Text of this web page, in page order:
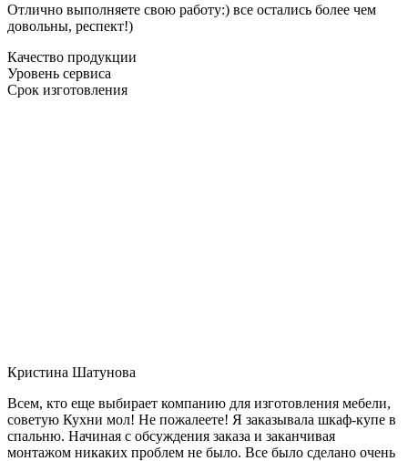
Отлично выполняете свою работу:) все остались более чем
довольны, респект!)
Качество продукции
Уровень сервиса
Срок изготовления
Кристина Шатунова
Всем, кто еще выбирает компанию для изготовления мебели,
советую Кухни мол! Не пожалеете! Я заказывала шкаф-купе в
спальню. Начиная с обсуждения заказа и заканчивая
монтажом никаких проблем не было. Все было сделано очень